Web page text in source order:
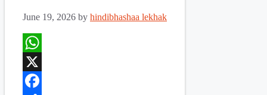
June 19, 2026 by hindibhashaa lekhak
WhatsApp
X